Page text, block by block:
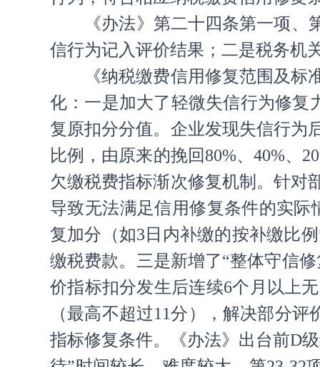
《办法》第二十四条第一项
信行为记入评价结果；二是税务机
《纳税缴费信用修复范围及
化：一是加大了轻微失信行为修复
复原扣分分值。企业发现失信行为
比例，由原来的挽回80%、40%、
欠缴税费指标渐次修复机制。针对
导致无法满足信用修复条件的实
复加分（如3日内补缴的按补缴比
缴税费款。三是新增了“整体守信
价指标扣分发生后连续6个月以上
（最高不超过11分），解决部分
指标修复条件。《办法》出台前D